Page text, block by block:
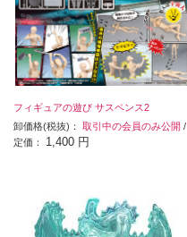
フィギュアの遊び サスペンス2
卸価格(税抜)： 取引中の会員のみ公開 /
定価： 1,400 円